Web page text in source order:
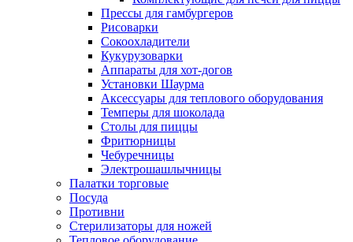
Прессы для гамбургеров
Рисоварки
Сокоохладители
Кукурузоварки
Аппараты для хот-догов
Установки Шаурма
Аксессуары для теплового оборудования
Темперы для шоколада
Столы для пиццы
Фритюрницы
Чебуречницы
Электрошашлычницы
Палатки торговые
Посуда
Противни
Стерилизаторы для ножей